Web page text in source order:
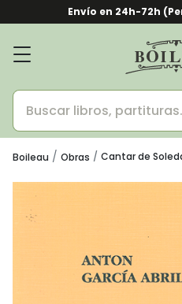
Envío en 24h-72h
Boileau Obras Cantar de